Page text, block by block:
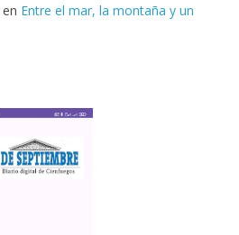
en Entre el mar, la montaña y un